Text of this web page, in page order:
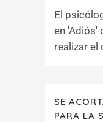
El
en 'Adiós'
realizar el
SE
PARA LA